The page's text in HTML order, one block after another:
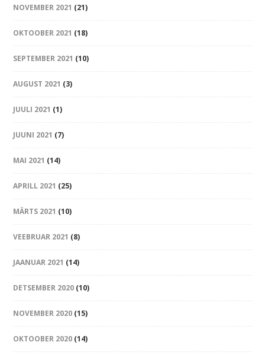
NOVEMBER 2021 (21)
OKTOOBER 2021 (18)
SEPTEMBER 2021 (10)
AUGUST 2021 (3)
JUULI 2021 (1)
JUUNI 2021 (7)
MAI 2021 (14)
APRILL 2021 (25)
MÄRTS 2021 (10)
VEEBRUAR 2021 (8)
JAANUAR 2021 (14)
DETSEMBER 2020 (10)
NOVEMBER 2020 (15)
OKTOOBER 2020 (14)